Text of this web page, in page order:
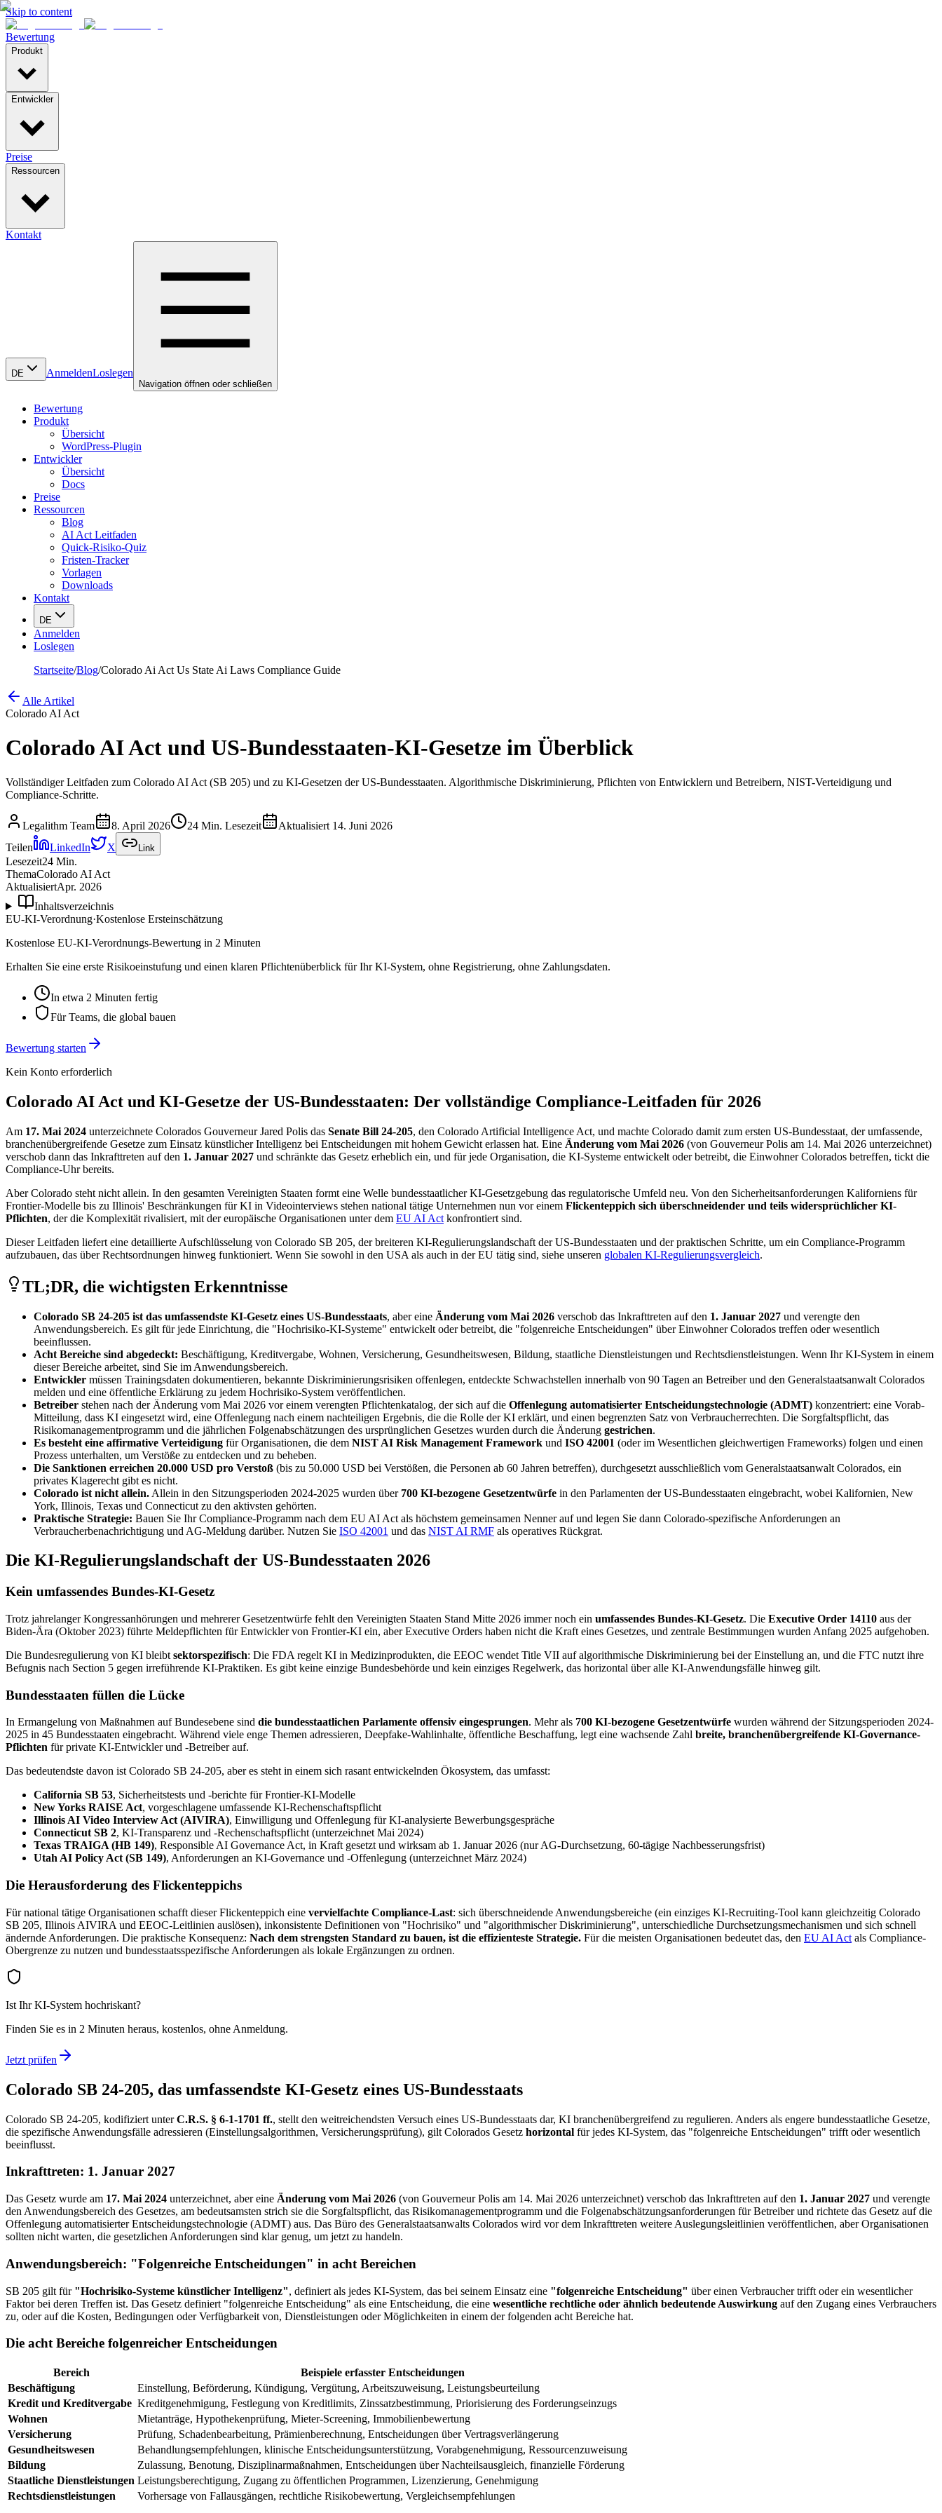
Skip to content
Bewertung
Produkt
Entwickler
Preise
Ressourcen
Kontakt
DE AnmeldenLoslegen
Navigation öffnen oder schließen
Bewertung
Produkt
Übersicht
WordPress-Plugin
Entwickler
Übersicht
Docs
Preise
Ressourcen
Blog
AI Act Leitfaden
Quick-Risiko-Quiz
Fristen-Tracker
Vorlagen
Downloads
Kontakt
DE
Anmelden
Loslegen
Startseite/Blog/Colorado Ai Act Us State Ai Laws Compliance Guide
Alle Artikel
Colorado AI Act
Colorado AI Act und US-Bundesstaaten-KI-Gesetze im Überblick
Vollständiger Leitfaden zum Colorado AI Act (SB 205) und zu KI-Gesetzen der US-Bundesstaaten. Algorithmische Diskriminierung, Pflichten von Entwicklern und Betreibern, NIST-Verteidigung und
Compliance-Schritte.
Legalithm Team 8. April 2026 24 Min. Lesezeit Aktualisiert 14. Juni 2026
Teilen
LinkedIn X Link
Lesezeit24 Min.
ThemaColorado AI Act
AktualisiertApr. 2026
Inhaltsverzeichnis
EU-KI-Verordnung·Kostenlose Ersteinschätzung
Kostenlose EU-KI-Verordnungs-Bewertung in 2 Minuten
Erhalten Sie eine erste Risikoeinstufung und einen klaren Pflichtenüberblick für Ihr KI-System, ohne Registrierung, ohne Zahlungsdaten.
In etwa 2 Minuten fertig
Für Teams, die global bauen
Bewertung starten
Kein Konto erforderlich
Colorado AI Act und KI-Gesetze der US-Bundesstaaten: Der vollständige Compliance-Leitfaden für 2026
Am 17. Mai 2024 unterzeichnete Colorados Gouverneur Jared Polis das Senate Bill 24-205, den Colorado Artificial Intelligence Act, und machte Colorado damit zum ersten US-Bundesstaat, der umfassende,
branchenübergreifende Gesetze zum Einsatz künstlicher Intelligenz bei Entscheidungen mit hohem Gewicht erlassen hat. Eine Änderung vom Mai 2026 (von Gouverneur Polis am 14. Mai 2026 unterzeichnet)
verschob dann das Inkrafttreten auf den 1. Januar 2027 und schränkte das Gesetz erheblich ein, und für jede Organisation, die KI-Systeme entwickelt oder betreibt, die Einwohner Colorados betreffen, tickt die
Compliance-Uhr bereits.
Aber Colorado steht nicht allein. In den gesamten Vereinigten Staaten formt eine Welle bundesstaatlicher KI-Gesetzgebung das regulatorische Umfeld neu. Von den Sicherheitsanforderungen Kaliforniens für
Frontier-Modelle bis zu Illinois' Beschränkungen für KI in Videointerviews stehen national tätige Unternehmen nun vor einem Flickenteppich sich überschneidender und teils widersprüchlicher KI-
Pflichten, der die Komplexität rivalisiert, mit der europäische Organisationen unter dem EU AI Act konfrontiert sind.
Dieser Leitfaden liefert eine detaillierte Aufschlüsselung von Colorado SB 205, der breiteren KI-Regulierungslandschaft der US-Bundesstaaten und der praktischen Schritte, um ein Compliance-Programm
aufzubauen, das über Rechtsordnungen hinweg funktioniert. Wenn Sie sowohl in den USA als auch in der EU tätig sind, siehe unseren globalen KI-Regulierungsvergleich.
TL;DR, die wichtigsten Erkenntnisse
Colorado SB 24-205 ist das umfassendste KI-Gesetz eines US-Bundesstaats, aber eine Änderung vom Mai 2026 verschob das Inkrafttreten auf den 1. Januar 2027 und verengte den
Anwendungsbereich. Es gilt für jede Einrichtung, die "Hochrisiko-KI-Systeme" entwickelt oder betreibt, die "folgenreiche Entscheidungen" über Einwohner Colorados treffen oder wesentlich
beeinflussen.
Acht Bereiche sind abgedeckt: Beschäftigung, Kreditvergabe, Wohnen, Versicherung, Gesundheitswesen, Bildung, staatliche Dienstleistungen und Rechtsdienstleistungen. Wenn Ihr KI-System in einem
dieser Bereiche arbeitet, sind Sie im Anwendungsbereich.
Entwickler müssen Trainingsdaten dokumentieren, bekannte Diskriminierungsrisiken offenlegen, entdeckte Schwachstellen innerhalb von 90 Tagen an Betreiber und den Generalstaatsanwalt Colorados
melden und eine öffentliche Erklärung zu jedem Hochrisiko-System veröffentlichen.
Betreiber stehen nach der Änderung vom Mai 2026 vor einem verengten Pflichtenkatalog, der sich auf die Offenlegung automatisierter Entscheidungstechnologie (ADMT) konzentriert: eine Vorab-
Mitteilung, dass KI eingesetzt wird, eine Offenlegung nach einem nachteiligen Ergebnis, die die Rolle der KI erklärt, und einen begrenzten Satz von Verbraucherrechten. Die Sorgfaltspflicht, das
Risikomanagementprogramm und die jährlichen Folgenabschätzungen des ursprünglichen Gesetzes wurden durch die Änderung gestrichen.
Es besteht eine affirmative Verteidigung für Organisationen, die dem NIST AI Risk Management Framework und ISO 42001 (oder im Wesentlichen gleichwertigen Frameworks) folgen und einen
Prozess unterhalten, um Verstöße zu entdecken und zu beheben.
Die Sanktionen erreichen 20.000 USD pro Verstoß (bis zu 50.000 USD bei Verstößen, die Personen ab 60 Jahren betreffen), durchgesetzt ausschließlich vom Generalstaatsanwalt Colorados, ein
privates Klagerecht gibt es nicht.
Colorado ist nicht allein. Allein in den Sitzungsperioden 2024-2025 wurden über 700 KI-bezogene Gesetzentwürfe in den Parlamenten der US-Bundesstaaten eingebracht, wobei Kalifornien, New
York, Illinois, Texas und Connecticut zu den aktivsten gehörten.
Praktische Strategie: Bauen Sie Ihr Compliance-Programm nach dem EU AI Act als höchstem gemeinsamen Nenner auf und legen Sie dann Colorado-spezifische Anforderungen an
Verbraucherbenachrichtigung und AG-Meldung darüber. Nutzen Sie ISO 42001 und das NIST AI RMF als operatives Rückgrat.
Die KI-Regulierungslandschaft der US-Bundesstaaten 2026
Kein umfassendes Bundes-KI-Gesetz
Trotz jahrelanger Kongressanhörungen und mehrerer Gesetzentwürfe fehlt den Vereinigten Staaten Stand Mitte 2026 immer noch ein umfassendes Bundes-KI-Gesetz. Die Executive Order 14110 aus der
Biden-Ära (Oktober 2023) führte Meldepflichten für Entwickler von Frontier-KI ein, aber Executive Orders haben nicht die Kraft eines Gesetzes, und zentrale Bestimmungen wurden Anfang 2025 aufgehoben.
Die Bundesregulierung von KI bleibt sektorspezifisch: Die FDA regelt KI in Medizinprodukten, die EEOC wendet Title VII auf algorithmische Diskriminierung bei der Einstellung an, und die FTC nutzt ihre
Befugnis nach Section 5 gegen irreführende KI-Praktiken. Es gibt keine einzige Bundesbehörde und kein einziges Regelwerk, das horizontal über alle KI-Anwendungsfälle hinweg gilt.
Bundesstaaten füllen die Lücke
In Ermangelung von Maßnahmen auf Bundesebene sind die bundesstaatlichen Parlamente offensiv eingesprungen. Mehr als 700 KI-bezogene Gesetzentwürfe wurden während der Sitzungsperioden 2024-
2025 in 45 Bundesstaaten eingebracht. Während viele enge Themen adressieren, Deepfake-Wahlinhalte, öffentliche Beschaffung, legt eine wachsende Zahl breite, branchenübergreifende KI-Governance-
Pflichten für private KI-Entwickler und -Betreiber auf.
Das bedeutendste davon ist Colorado SB 24-205, aber es steht in einem sich rasant entwickelnden Ökosystem, das umfasst:
California SB 53, Sicherheitstests und -berichte für Frontier-KI-Modelle
New Yorks RAISE Act, vorgeschlagene umfassende KI-Rechenschaftspflicht
Illinois AI Video Interview Act (AIVIRA), Einwilligung und Offenlegung für KI-analysierte Bewerbungsgespräche
Connecticut SB 2, KI-Transparenz und -Rechenschaftspflicht (unterzeichnet Mai 2024)
Texas TRAIGA (HB 149), Responsible AI Governance Act, in Kraft gesetzt und wirksam ab 1. Januar 2026 (nur AG-Durchsetzung, 60-tägige Nachbesserungsfrist)
Utah AI Policy Act (SB 149), Anforderungen an KI-Governance und -Offenlegung (unterzeichnet März 2024)
Die Herausforderung des Flickenteppichs
Für national tätige Organisationen schafft dieser Flickenteppich eine vervielfachte Compliance-Last: sich überschneidende Anwendungsbereiche (ein einziges KI-Recruiting-Tool kann gleichzeitig Colorado
SB 205, Illinois AIVIRA und EEOC-Leitlinien auslösen), inkonsistente Definitionen von "Hochrisiko" und "algorithmischer Diskriminierung", unterschiedliche Durchsetzungsmechanismen und sich schnell
ändernde Anforderungen. Die praktische Konsequenz: Nach dem strengsten Standard zu bauen, ist die effizienteste Strategie. Für die meisten Organisationen bedeutet das, den EU AI Act als Compliance-
Obergrenze zu nutzen und bundesstaatsspezifische Anforderungen als lokale Ergänzungen zu ordnen.
Ist Ihr KI-System hochriskant?
Finden Sie es in 2 Minuten heraus, kostenlos, ohne Anmeldung.
Jetzt prüfen
Colorado SB 24-205, das umfassendste KI-Gesetz eines US-Bundesstaats
Colorado SB 24-205, kodifiziert unterC.R.S. § 6-1-1701 ff., stellt den weitreichendsten Versuch eines US-Bundesstaats dar, KI branchenübergreifend zu regulieren. Anders als engere bundesstaatliche Gesetze,
die spezifische Anwendungsfälle adressieren (Einstellungsalgorithmen, Versicherungsprüfung), gilt Colorados Gesetz horizontal für jedes KI-System, das "folgenreiche Entscheidungen" trifft oder wesentlich
beeinflusst.
Inkrafttreten: 1. Januar 2027
Das Gesetz wurde am 17. Mai 2024 unterzeichnet, aber eine Änderung vom Mai 2026 (von Gouverneur Polis am 14. Mai 2026 unterzeichnet) verschob das Inkrafttreten auf den 1. Januar 2027 und verengte
den Anwendungsbereich des Gesetzes, am bedeutsamsten strich sie die Sorgfaltspflicht, das Risikomanagementprogramm und die Folgenabschätzungsanforderungen für Betreiber und richtete das Gesetz auf die
Offenlegung automatisierter Entscheidungstechnologie (ADMT) aus. Das Büro des Generalstaatsanwalts Colorados wird vor dem Inkrafttreten weitere Auslegungsleitlinien veröffentlichen, aber Organisationen
sollten nicht warten, die gesetzlichen Anforderungen sind klar genug, um jetzt zu handeln.
Anwendungsbereich: "Folgenreiche Entscheidungen" in acht Bereichen
SB 205 gilt für "Hochrisiko-Systeme künstlicher Intelligenz", definiert als jedes KI-System, das bei seinem Einsatz eine "folgenreiche Entscheidung" über einen Verbraucher trifft oder ein wesentlicher
Faktor bei deren Treffen ist. Das Gesetz definiert "folgenreiche Entscheidung" als eine Entscheidung, die eine wesentliche rechtliche oder ähnlich bedeutende Auswirkung auf den Zugang eines Verbrauchers
zu, oder auf die Kosten, Bedingungen oder Verfügbarkeit von, Dienstleistungen oder Möglichkeiten in einem der folgenden acht Bereiche hat.
Die acht Bereiche folgenreicher Entscheidungen
Bereich
Beispiele erfasster Entscheidungen
Beschäftigung
Einstellung, Beförderung, Kündigung, Vergütung, Arbeitszuweisung, Leistungsbeurteilung
Kredit und Kreditvergabe Kreditgenehmigung, Festlegung von Kreditlimits, Zinssatzbestimmung, Priorisierung des Forderungseinzugs
Wohnen
Mietanträge, Hypothekenprüfung, Mieter-Screening, Immobilienbewertung
Versicherung
Prüfung, Schadenbearbeitung, Prämienberechnung, Entscheidungen über Vertragsverlängerung
Gesundheitswesen
Behandlungsempfehlungen, klinische Entscheidungsunterstützung, Vorabgenehmigung, Ressourcenzuweisung
Bildung
Zulassung, Benotung, Disziplinarmaßnahmen, Entscheidungen über Nachteilsausgleich, finanzielle Förderung
Staatliche Dienstleistungen Leistungsberechtigung, Zugang zu öffentlichen Programmen, Lizenzierung, Genehmigung
Rechtsdienstleistungen
Vorhersage von Fallausgängen, rechtliche Risikobewertung, Vergleichsempfehlungen